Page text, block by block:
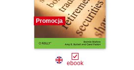
Promocja
ebook